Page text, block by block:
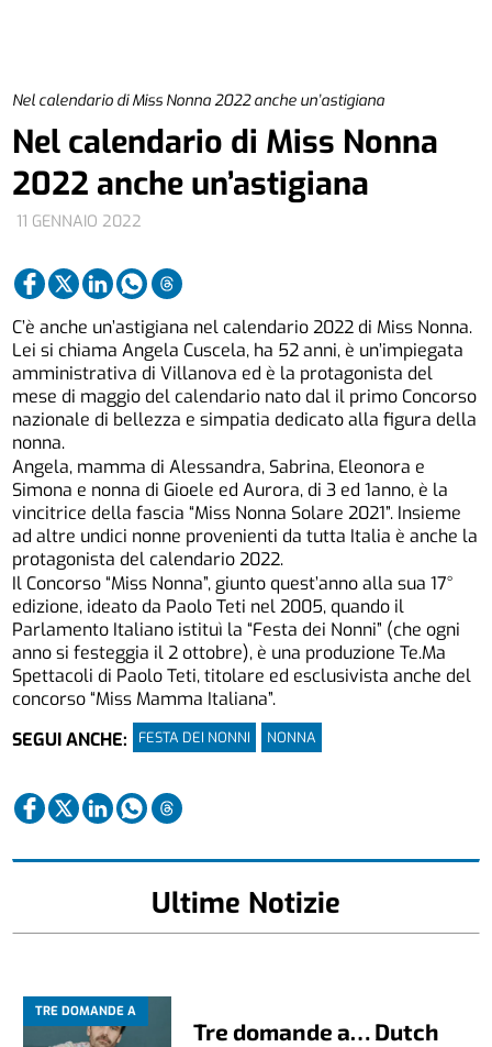
Nel calendario di Miss Nonna 2022 anche un’astigiana
11 GENNAIO 2022
Nel calendario di Miss Nonna
2022 anche un’astigiana
C’è anche un’astigiana nel calendario 2022 di Miss Nonna.
Lei si chiama Angela Cuscela, ha 52 anni, è un’impiegata
amministrativa di Villanova ed è la protagonista del
mese di maggio del calendario nato dal il primo Concorso
nazionale di bellezza e simpatia dedicato alla figura della
nonna.
Angela, mamma di Alessandra, Sabrina, Eleonora e
Simona e nonna di Gioele ed Aurora, di 3 ed 1anno, è la
vincitrice della fascia “Miss Nonna Solare 2021”. Insieme
ad altre undici nonne provenienti da tutta Italia è anche la
protagonista del calendario 2022.
Il Concorso “Miss Nonna”, giunto quest’anno alla sua 17°
edizione, ideato da Paolo Teti nel 2005, quando il
Parlamento Italiano istituì la “Festa dei Nonni” (che ogni
anno si festeggia il 2 ottobre), è una produzione Te.Ma
Spettacoli di Paolo Teti, titolare ed esclusivista anche del
concorso “Miss Mamma Italiana”.
SEGUI ANCHE:
FESTA DEI NONNI NONNA
Ultime Notizie
TRE DOMANDE A
Tre domande a… Dutch